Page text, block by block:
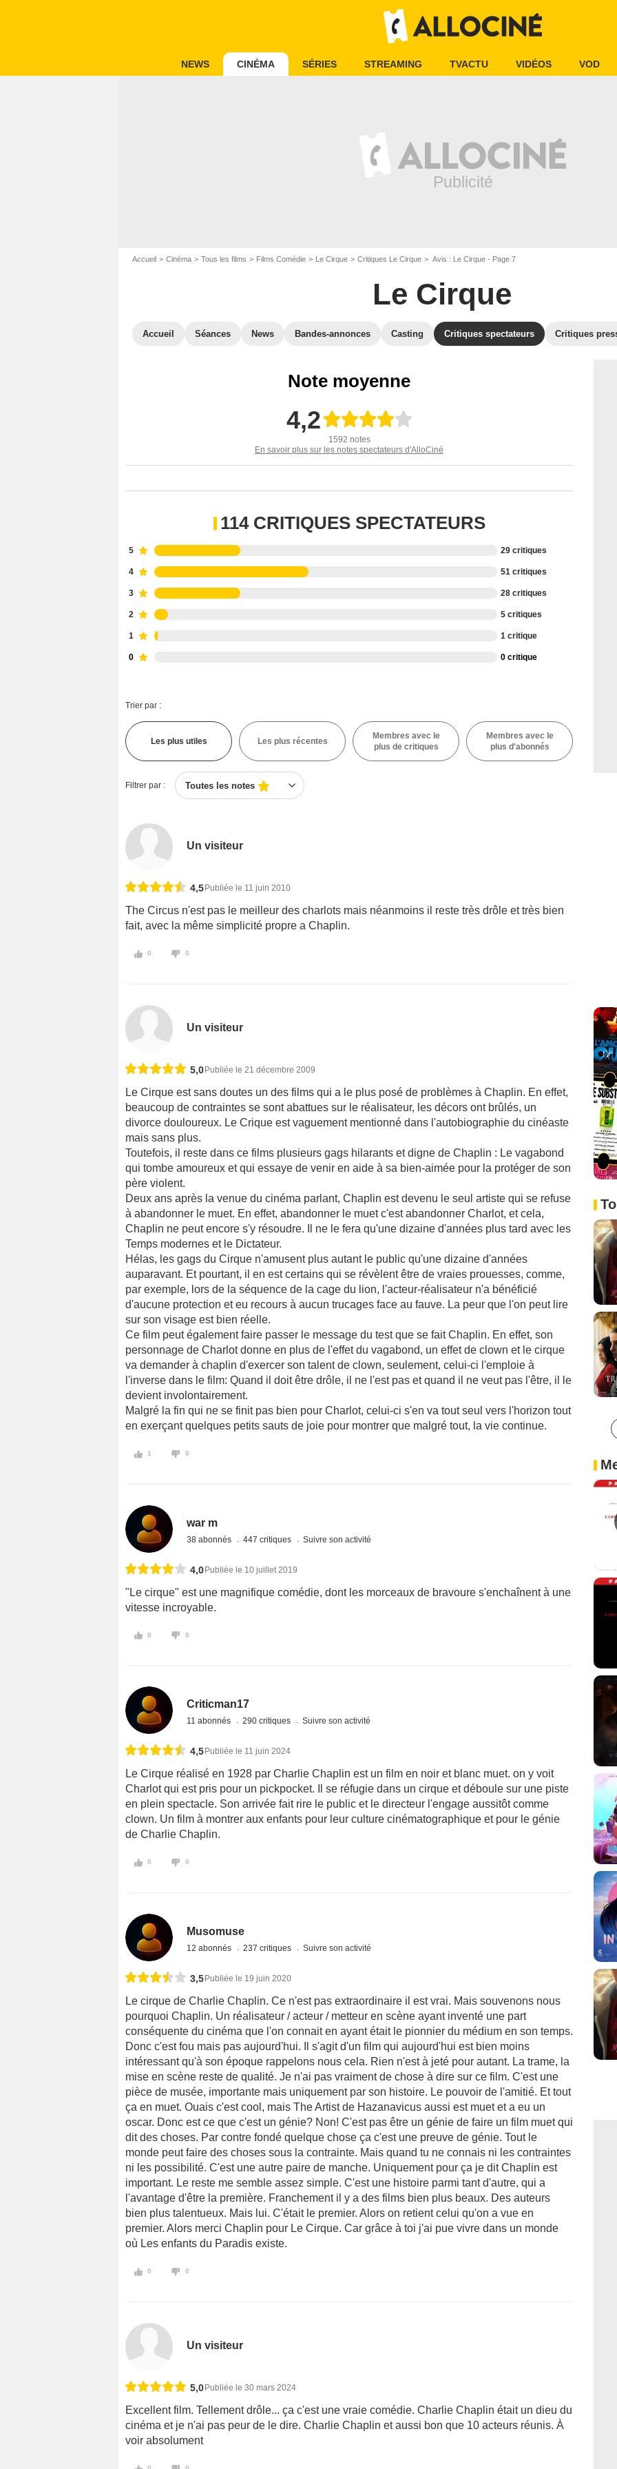
NEWS CINÉMA SÉRIES STREAMING TVACTU VIDÉOS VOD
Accueil Cinéma Tous les films Films Comédie Le Cirque Critiques Le Cirque Avis : Le Cirque - Page 7
Le Cirque
Accueil Séances News Bandes-annonces Casting Critiques spectateurs Critiques
Note moyenne
4,2
1592 notes
En savoir plus sur les notes spectateurs d'AlloCiné
114 CRITIQUES SPECTATEURS
5 29 critiques
4 51 critiques
3 28 critiques
2 5 critiques
1 1 critique
0 0 critique
Trier par :
Les plus utiles Les plus récentes
Membres avec le
plus de critiques
Membres avec le
plus d'abonnés
Filtrer par : Toutes les notes
Un visiteur
4,5 Publiée le 11 juin 2010
The Circus n'est pas le meilleur des charlots mais néanmoins il reste très drôle et très bien
fait, avec la même simplicité propre a Chaplin.
0 0
Un visiteur
5,0Publiée le 21 décembre 2009
Le Cirque est sans doutes un des films qui a le plus posé de problèmes à Chaplin. En effet,
beaucoup de contraintes se sont abattues sur le réalisateur, les décors ont brûlés, un
divorce douloureux. Le Crique est vaguement mentionné dans l'autobiographie du cinéaste
mais sans plus.
Toutefois, il reste dans ce films plusieurs gags hilarants et digne de Chaplin : Le vagabond
qui tombe amoureux et qui essaye de venir en aide à sa bien-aimée pour la protéger de son
père violent.
Deux ans après la venue du cinéma parlant, Chaplin est devenu le seul artiste qui se refuse
à abandonner le muet. En effet, abandonner le muet c'est abandonner Charlot, et cela,
Chaplin ne peut encore s'y résoudre. Il ne le fera qu'une dizaine d'années plus tard avec les
Temps modernes et le Dictateur.
Hélas, les gags du Cirque n'amusent plus autant le public qu'une dizaine d'années
auparavant. Et pourtant, il en est certains qui se révèlent être de vraies prouesses, comme,
par exemple, lors de la séquence de la cage du lion, l'acteur-réalisateur n'a bénéficié
d'aucune protection et eu recours à aucun trucages face au fauve. La peur que l'on peut lire
sur son visage est bien réelle.
Ce film peut également faire passer le message du test que se fait Chaplin. En effet, son
personnage de Charlot donne en plus de l'effet du vagabond, un effet de clown et le cirque
va demander à chaplin d'exercer son talent de clown, seulement, celui-ci l'emploie à
l'inverse dans le film: Quand il doit être drôle, il ne l'est pas et quand il ne veut pas l'être, il le
devient involontairement.
Malgré la fin qui ne se finit pas bien pour Charlot, celui-ci s'en va tout seul vers l'horizon tout
en exerçant quelques petits sauts de joie pour montrer que malgré tout, la vie continue.
1 0
war m
38 abonnés 447 critiques Suivre son activité
4,0Publiée le 10 juillet 2019
"Le cirque" est une magnifique comédie, dont les morceaux de bravoure s'enchaînent à une
vitesse incroyable.
0 0
Criticman17
11 abonnés 290 critiques Suivre son activité
4,5 Publiée le 11 juin 2024
Le Cirque réalisé en 1928 par Charlie Chaplin est un film en noir et blanc muet. on y voit
Charlot qui est pris pour un pickpocket. Il se réfugie dans un cirque et déboule sur une piste
en plein spectacle. Son arrivée fait rire le public et le directeur l'engage aussitôt comme
clown. Un film à montrer aux enfants pour leur culture cinématographique et pour le génie
de Charlie Chaplin.
0 0
Musomuse
12 abonnés 237 critiques Suivre son activité
3,5 Publiée le 19 juin 2020
Le cirque de Charlie Chaplin. Ce n'est pas extraordinaire il est vrai. Mais souvenons nous
pourquoi Chaplin. Un réalisateur / acteur / metteur en scène ayant inventé une part
conséquente du cinéma que l'on connait en ayant était le pionnier du médium en son temps.
Donc c'est fou mais pas aujourd'hui. Il s'agit d'un film qui aujourd'hui est bien moins
intéressant qu'à son époque rappelons nous cela. Rien n'est à jeté pour autant. La trame, la
mise en scène reste de qualité. Je n'ai pas vraiment de chose à dire sur ce film. C'est une
pièce de musée, importante mais uniquement par son histoire. Le pouvoir de l'amitié. Et tout
ça en muet. Ouais c'est cool, mais The Artist de Hazanavicus aussi est muet et a eu un
oscar. Donc est ce que c'est un génie? Non! C'est pas être un génie de faire un film muet qui
dit des choses. Par contre fondé quelque chose ça c'est une preuve de génie. Tout le
monde peut faire des choses sous la contrainte. Mais quand tu ne connais ni les contraintes
ni les possibilité. C'est une autre paire de manche. Uniquement pour ça je dit Chaplin est
important. Le reste me semble assez simple. C'est une histoire parmi tant d'autre, qui a
l'avantage d'être la première. Franchement il y a des films bien plus beaux. Des auteurs
bien plus talentueux. Mais lui. C'était le premier. Alors on retient celui qu'on a vue en
premier. Alors merci Chaplin pour Le Cirque. Car grâce à toi j'ai pue vivre dans un monde
où Les enfants du Paradis existe.
0 0
Un visiteur
5,0 Publiée le 30 mars 2024
Excellent film. Tellement drôle... ça c'est une vraie comédie. Charlie Chaplin était un dieu du
cinéma et je n'ai pas peur de le dire. Charlie Chaplin et aussi bon que 10 acteurs réunis. À
voir absolument